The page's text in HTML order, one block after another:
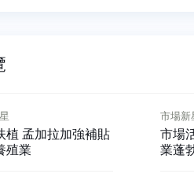
植 孟加拉加強補貼
殖業
市場新
市場
業蓬